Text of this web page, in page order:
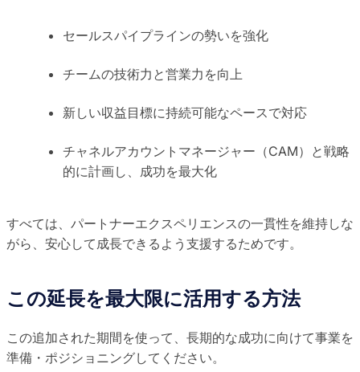
セールスパイプラインの勢いを強化
チームの技術力と営業力を向上
新しい収益目標に持続可能なペースで対応
チャネルアカウントマネージャー（CAM）と戦略
的に計画し、成功を最大化
すべては、パートナーエクスペリエンスの一貫性を維持しな
がら、安心して成長できるよう支援するためです。
この延長を最大限に活用する方法
この追加された期間を使って、長期的な成功に向けて事業を
準備・ポジショニングしてください。